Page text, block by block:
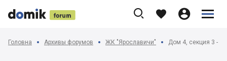


 
    


Головна Архивы форумов ЖК "Ярославичи" Дом 4, секция 3 -